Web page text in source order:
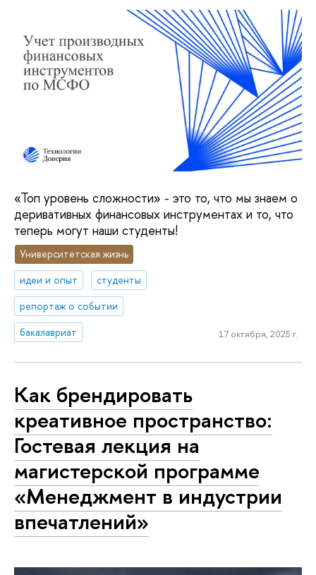
«Топ уровень сложности» - это то, что мы знаем о
деривативных финансовых инструментах и то, что
теперь могут наши студенты!
Университетская жизнь
идеи и опыт
студенты
репортаж о событии
бакалавриат
17 октября, 2025 г.
Как брендировать
креативное пространство:
Гостевая лекция на
магистерской программе
«Менеджмент в индустрии
впечатлений»